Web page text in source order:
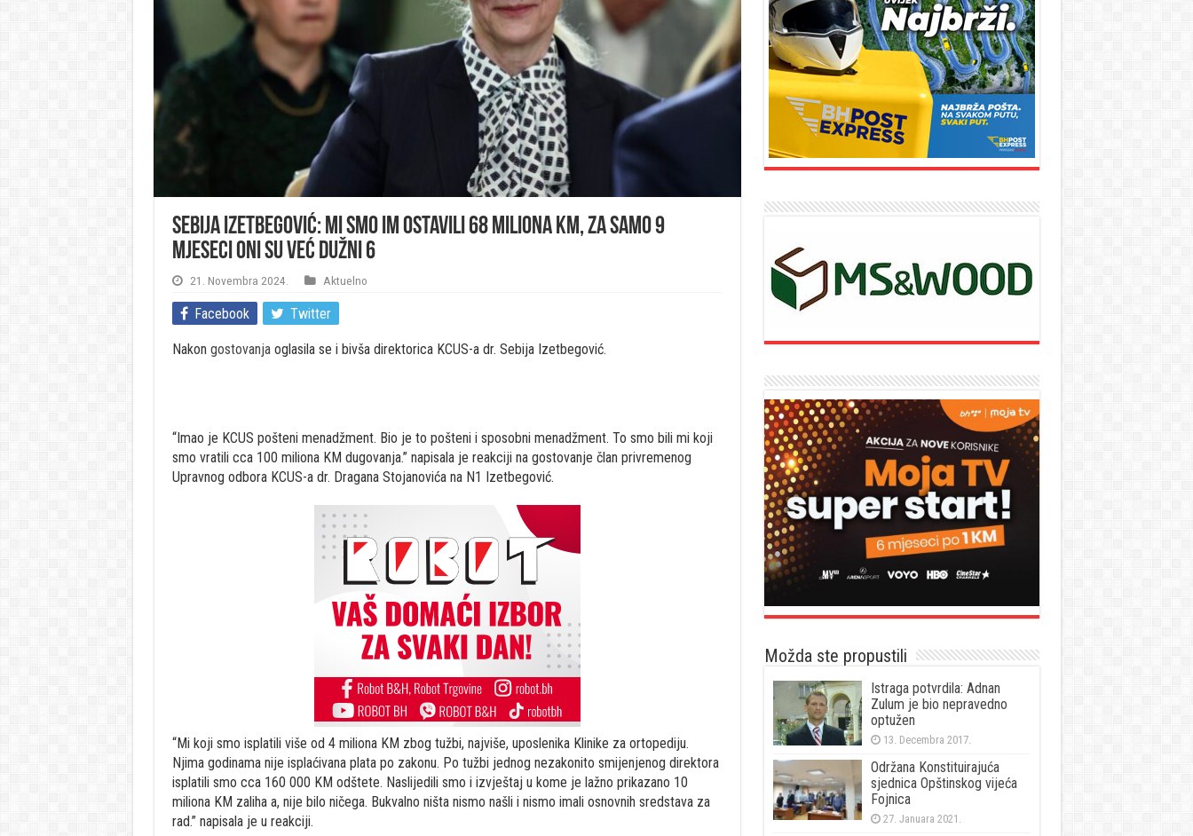
Sebija Izetbegović: Mi smo im ostavili 68 miliona KM, za samo 9
mjeseci oni su već dužni 6
21. Novembra 2024. Aktuelno
Facebook Twitter
Nakon gostovanjaoglasila se i bivša direktorica KCUS-a dr. Sebija Izetbegović.
“Imao je KCUS pošteni menadžment. Bio je to pošteni i sposobni menadžment. To smo bili mi koji
smo vratili cca 100 miliona KM dugovanja.” napisala je reakciji na gostovanje član privremenog
Upravnog odbora KCUS-a dr. Dragana Stojanovića na N1 Izetbegović.
“Mi koji smo isplatili više od 4 miliona KM zbog tužbi, najviše, uposlenika Klinike za ortopediju.
Njima godinama nije isplaćivana plata po zakonu. Po tužbi jednog nezakonito smijenjenog direktora
isplatili smo cca 160 000 KM odštete. Naslijedili smo i izvještaj u kome je lažno prikazano 10
miliona KM zaliha a, nije bilo ničega. Bukvalno ništa nismo našli i nismo imali osnovnih sredstava za
rad.” napisala je u reakciji.
Možda ste propustili
Istraga potvrdila: Adnan
Zulum je bio nepravedno
optužen
13. Decembra 2017.
Održana Konstituirajuća
sjednica Opštinskog vijeća
Fojnica
27. Januara 2021.